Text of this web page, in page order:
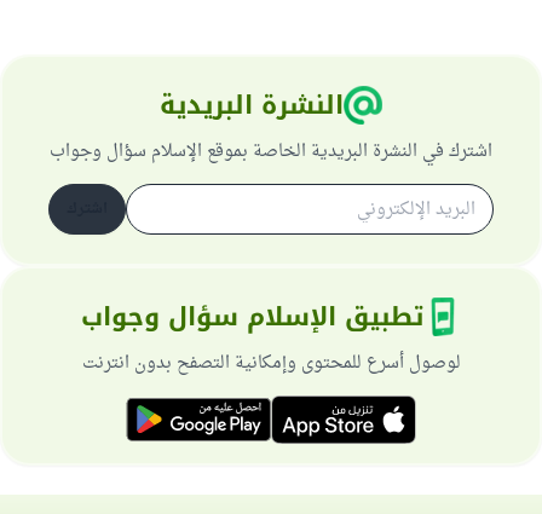
النشرة البريدية
اشترك في النشرة البريدية الخاصة بموقع الإسلام سؤال وجواب
تطبيق الإسلام سؤال وجواب
لوصول أسرع للمحتوى وإمكانية التصفح بدون انترنت